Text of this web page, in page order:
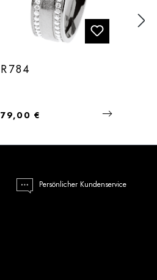
R784
Regulärer Preis:
79,00 €
Persönlicher Kundenservice